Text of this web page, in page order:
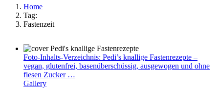
Home
Tag:
Fastenzeit
Foto-Inhalts-Verzeichnis: Pedi’s knallige Fastenrezepte –
vegan, glutenfrei, basenüberschüssig, ausgewogen und ohne
fiesen Zucker …
Gallery